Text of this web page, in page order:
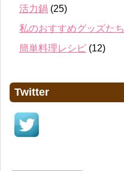
活力鍋 (25)
私のおすすめグッズたち
簡単料理レシピ (12)
Twitter